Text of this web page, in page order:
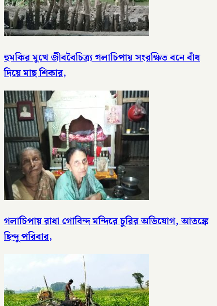
হুমকির মুখে জীববৈচিত্র্য গলাচিপায় সংরক্ষিত বনে বাঁধ
দিয়ে মাছ শিকার,
গলাচিপায় রাধা গোবিন্দ মন্দিরে চুরির অভিযোগ, আতঙ্কে
হিন্দু পরিবার,